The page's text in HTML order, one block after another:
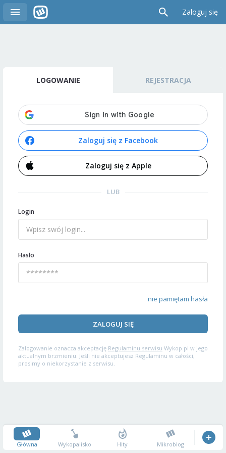
Zaloguj się
LOGOWANIE REJESTRACJA
Zaloguj się z Facebook
Zaloguj się z Apple
LUB
Login
Hasło
nie pamiętam hasła
ZALOGUJ SIĘ
Zalogowanie oznacza akceptację Regulaminu serwisu Wykop.pl w jego
aktualnym brzmieniu. Jeśli nie akceptujesz Regulaminu w całości,
prosimy o niekorzystanie z serwisu.
Główna Wykopalisko Hity Mikroblog